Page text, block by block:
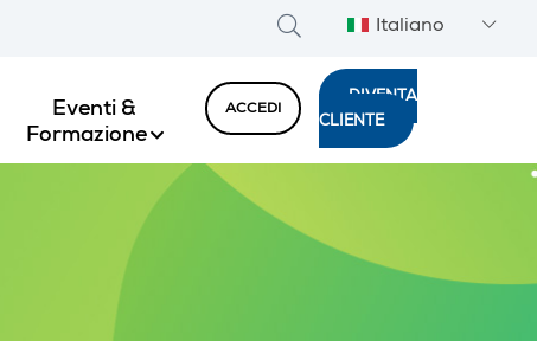
Italiano
Eventi &
Formazione
ACCEDI
DIVENTA
CLIENTE